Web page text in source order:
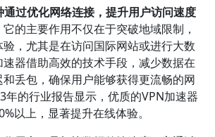
过优化网络连接，提升用户访问速度
它的主要作用不仅在于突破地域限制，
，尤其是在访问国际网站或进行大数
器借助高效的技术手段，减少数据在
丢包，确保用户能够获得更流畅的网
年的行业报告显示，优质的VPN加速器
以上，显著提升在线体验。